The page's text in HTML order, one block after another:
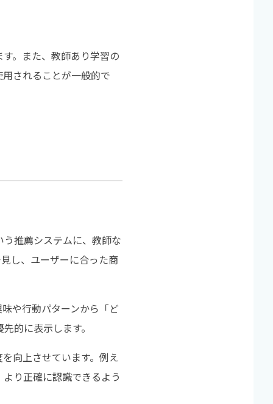
。また、教師あり学習の
されることが一般的で
推薦システムに、教師な
し、ユーザーに合った商
や行動パターンから「ど
的に表示します。
向上させています。例え
り正確に認識できるよう